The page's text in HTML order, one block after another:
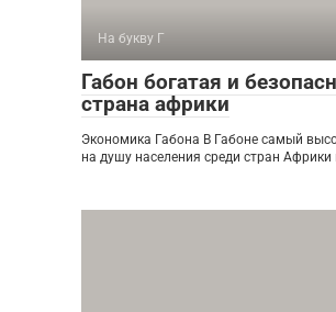
На букву Г
Габон богатая и
страна африки
Экономика Габона В Габоне самый
на душу населения среди стран